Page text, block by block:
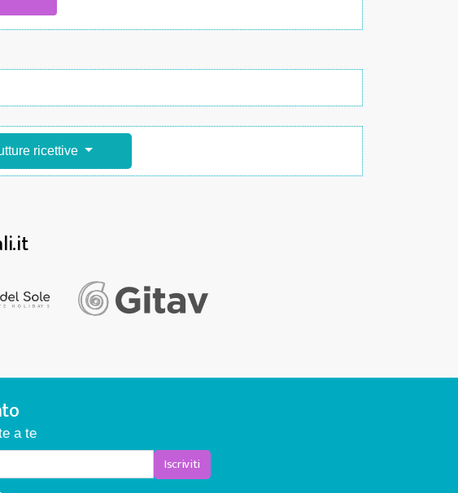
ricettive
a te
Iscriviti